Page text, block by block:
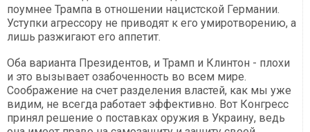
поумнее Трампа в отношении нацистской Германии.
Уступки агрессору не приводят к его умиротворению, а
лишь разжигают его аппетит.
Оба варианта Президентов, и Трамп и Клинтон - плохи
и это вызывает озабоченность во всем мире.
Соображение на счет разделения властей, как мы уже
видим, не всегда работает эффективно. Вот Конгресс
принял решение о поставках оружия в Украину, ведь